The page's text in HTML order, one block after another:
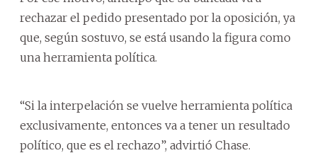
rechazar el pedido presentado por la oposición, ya
que, según sostuvo, se está usando la figura como
una herramienta política.
“Si la interpelación se vuelve herramienta política
exclusivamente, entonces va a tener un resultado
político, que es el rechazo”, advirtió Chase.